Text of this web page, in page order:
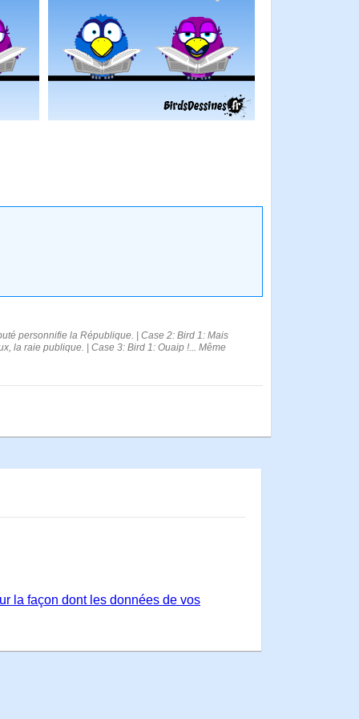
personnifie la République. | Case 2: Bird 1: Mais
la raie publique. | Case 3: Bird 1: Ouaip !... Même
la façon dont les données de vos